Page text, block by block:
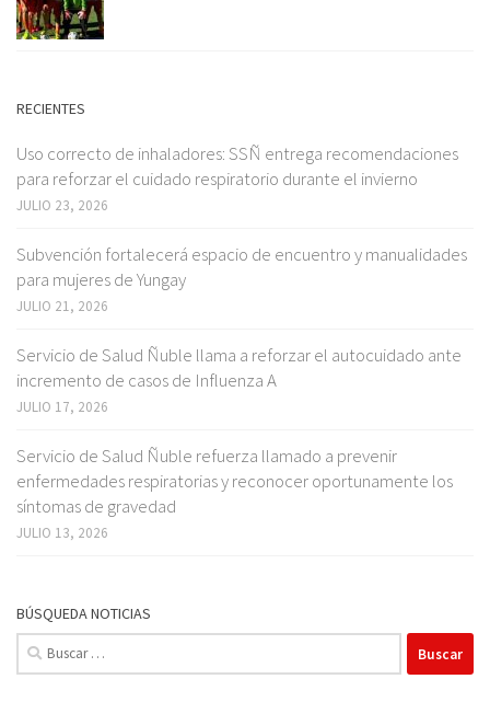
RECIENTES
Uso correcto de inhaladores: SSÑ entrega recomendaciones
para reforzar el cuidado respiratorio durante el invierno
JULIO 23, 2026
Subvención fortalecerá espacio de encuentro y manualidades
para mujeres de Yungay
JULIO 21, 2026
Servicio de Salud Ñuble llama a reforzar el autocuidado ante
incremento de casos de Influenza A
JULIO 17, 2026
Servicio de Salud Ñuble refuerza llamado a prevenir
enfermedades respiratorias y reconocer oportunamente los
síntomas de gravedad
JULIO 13, 2026
BÚSQUEDA NOTICIAS
Buscar: